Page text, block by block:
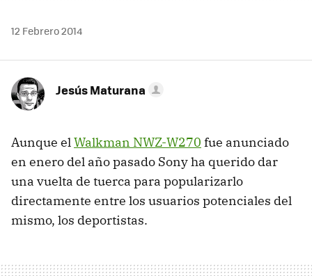
12 Febrero 2014
Jesús Maturana
Aunque elWalkman NWZ-W270 fue anunciado
en enero del año pasado Sony ha querido dar
una vuelta de tuerca para popularizarlo
directamente entre los usuarios potenciales del
mismo, los deportistas.